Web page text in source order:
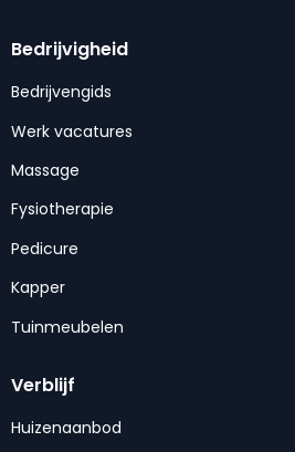
Bedrijvigheid
Bedrijvengids
Werk vacatures
Massage
Fysiotherapie
Pedicure
Kapper
Tuinmeubelen
Verblijf
Huizenaanbod